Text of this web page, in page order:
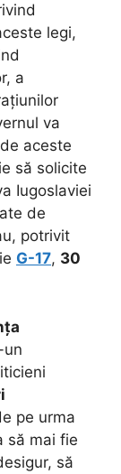
legi,
a
va
aceste
să solicite
Iugoslaviei
de
potrivit
G-17, 30
pe urma
să mai fie
să